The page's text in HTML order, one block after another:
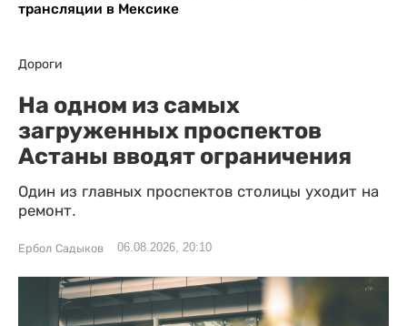
трансляции в Мексике
Дороги
На одном из самых
загруженных проспектов
Астаны вводят ограничения
Один из главных проспектов столицы уходит на
ремонт.
Ербол Садыков 06.08.2026, 20:10